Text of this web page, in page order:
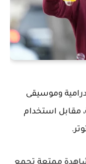
وموسيقى
مقابل استخدام